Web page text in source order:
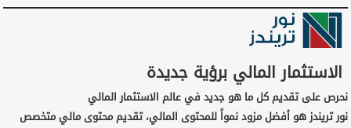
الاستثمار المالي برؤية جديدة
نحرص على تقديم كل ما هو جديد في عالم الاستثمار المالي
نور تريندز هو أفضل مزود نمواً للمحتوى المالي، تقديم محتوى مالي متخصص